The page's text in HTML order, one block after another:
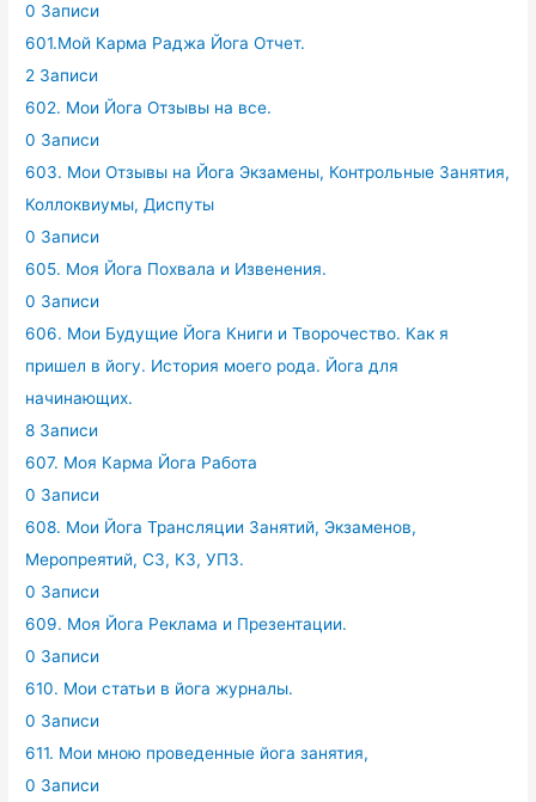
0 Записи
601.Мой Карма Раджа Йога Отчет.
2 Записи
602. Мои Йога Отзывы на все.
0 Записи
603. Мои Отзывы на Йога Экзамены, Контрольные Занятия,
Коллоквиумы, Диспуты
0 Записи
605. Моя Йога Похвала и Извенения.
0 Записи
606. Мои Будущие Йога Книги и Творочество. Как я
пришел в йогу. История моего рода. Йога для
начинающих.
8 Записи
607. Моя Карма Йога Работа
0 Записи
608. Мои Йога Трансляции Занятий, Экзаменов,
Меропреятий, СЗ, КЗ, УПЗ.
0 Записи
609. Моя Йога Реклама и Презентации.
0 Записи
610. Мои статьи в йога журналы.
0 Записи
611. Мои мною проведенные йога занятия,
0 Записи